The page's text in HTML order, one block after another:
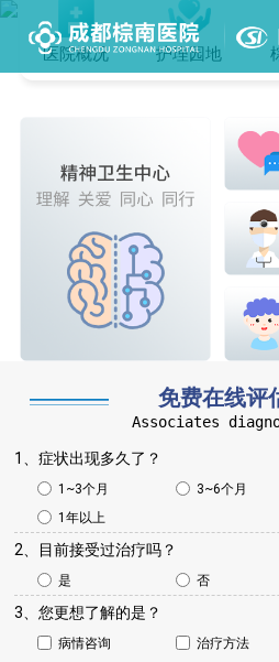
医院概况 护理园地
免费在线评
Associates
1、症状出现多久了？
1~3个月 3~6个月
1年以上
2、目前接受过治疗吗？
是 否
3、您更想了解的是？
病情咨询 治疗方法